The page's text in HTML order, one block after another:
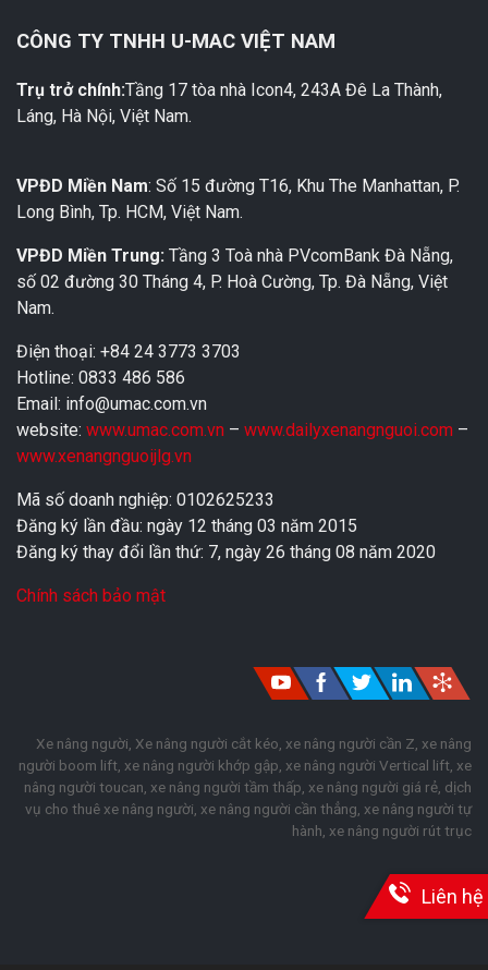
CÔNG TY TNHH U-MAC VIỆT NAM
Trụ trở chính:Tầng 17 tòa nhà Icon4, 243A Đê La Thành,
Láng, Hà Nội, Việt Nam.
VPĐD Miền Nam: Số 15 đường T16, Khu The Manhattan, P.
Long Bình, Tp. HCM, Việt Nam.
VPĐD Miền Trung: Tầng 3 Toà nhà PVcomBank Đà Nẵng,
số 02 đường 30 Tháng 4, P. Hoà Cường, Tp. Đà Nẵng, Việt
Nam.
Điện thoại: +84 24 3773 3703
Hotline: 0833 486 586
Email: info@umac.com.vn
website: www.umac.com.vn – www.dailyxenangnguoi.com –
www.xenangnguoijlg.vn
Mã số doanh nghiệp: 0102625233
Đăng ký lần đầu: ngày 12 tháng 03 năm 2015
Đăng ký thay đổi lần thứ: 7, ngày 26 tháng 08 năm 2020
Chính sách bảo mật
Xe nâng người, Xe nâng người cắt kéo, xe nâng người cần Z, xe nâng
người boom lift, xe nâng người khớp gập, xe nâng người Vertical lift, xe
nâng người toucan, xe nâng người tầm thấp, xe nâng người giá rẻ, dịch
vụ cho thuê xe nâng người, xe nâng người cần thẳng, xe nâng người tự
hành, xe nâng người rút trục
Liên hệ